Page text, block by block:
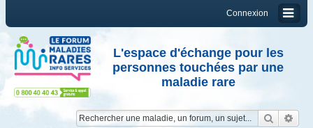
Connexion
L'espace d'échange pour les
personnes touchées par une
maladie rare